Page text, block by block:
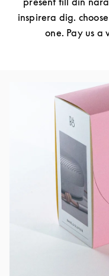
inspirera dig.
one. Pay us a